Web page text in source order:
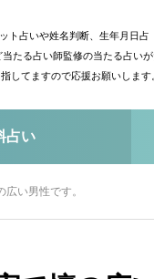
ト占いや姓名判断、生年月日占
たる占い師監修の当たる占いが
してますので応援お願いします
占い
い男性です。